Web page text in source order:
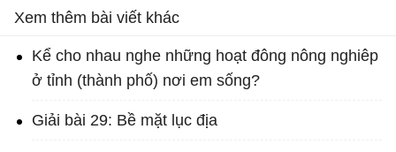
Xem thêm bài viết khác
Kể cho nhau nghe những hoạt đông nông nghiêp
ở tỉnh (thành phố) nơi em sống?
Giải bài 29: Bề mặt lục địa